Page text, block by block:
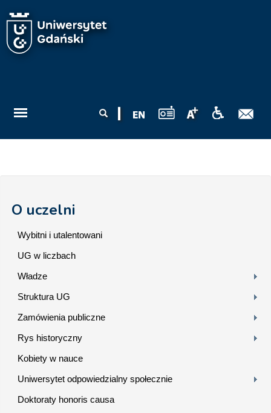
wyszukiwania
O uczelni
Wybitni i utalentowani
UG w liczbach
Władze
Struktura UG
Zamówienia publiczne
Rys historyczny
Kobiety w nauce
Uniwersytet odpowiedzialny społecznie
Doktoraty honoris causa